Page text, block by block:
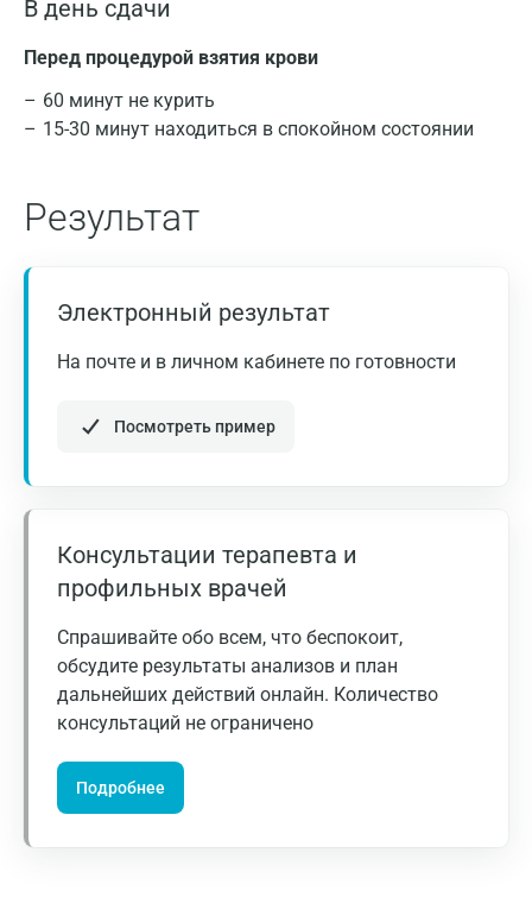
В день сдачи
Перед процедурой взятия крови
60 минут не курить
15-30 минут находиться в спокойном состоянии
Результат
Электронный результат
На почте и в личном кабинете по готовности
Посмотреть пример
Консультации терапевта и
профильных врачей
Спрашивайте обо всем, что беспокоит,
обсудите результаты анализов и план
дальнейших действий онлайн. Количество
консультаций не ограничено
Подробнее
Нижний Новгород
Казань
Альметьевск
Армавир
Балашиха
Барнаул
Брянск
Владимир
Волгоград
Волжский
Вологда
Всеволожск